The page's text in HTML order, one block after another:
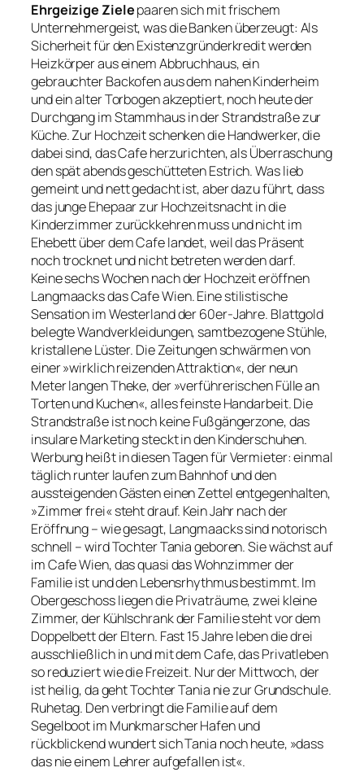
Ehrgeizige Zielepaaren sich mit frischem
Unternehmergeist, was die Banken überzeugt: Als
Sicherheit für den Existenzgründerkredit werden
Heizkörper aus einem Abbruchhaus, ein
gebrauchter Backofen aus dem nahen Kinderheim
und ein alter Torbogen akzeptiert, noch heute der
Durchgang im Stammhaus in der Strandstraße zur
Küche. Zur Hochzeit schenken die Handwerker, die
dabei sind, das Cafe herzurichten, als Überraschung
den spät abends geschütteten Estrich. Was lieb
gemeint und nett gedacht ist, aber dazu führt, dass
das junge Ehepaar zur Hochzeitsnacht in die
Kinderzimmer zurückkehren muss und nicht im
Ehebett über dem Cafe landet, weil das Präsent
noch trocknet und nicht betreten werden darf.
Keine sechs Wochen nach der Hochzeit eröffnen
Langmaacks das Cafe Wien. Eine stilistische
Sensation im Westerland der 60er-Jahre. Blattgold
belegte Wandverkleidungen, samtbezogene Stühle,
kristallene Lüster. Die Zeitungen schwärmen von
einer »wirklich reizenden Attraktion«, der neun
Meter langen Theke, der »verführerischen Fülle an
Torten und Kuchen«, alles feinste Handarbeit. Die
Strandstraße ist noch keine Fußgängerzone, das
insulare Marketing steckt in den Kinderschuhen.
Werbung heißt in diesen Tagen für Vermieter: einmal
täglich runter laufen zum Bahnhof und den
aussteigenden Gästen einen Zettel entgegenhalten,
»Zimmer frei« steht drauf. Kein Jahr nach der
Eröffnung – wie gesagt, Langmaacks sind notorisch
schnell – wird Tochter Tania geboren. Sie wächst auf
im Cafe Wien, das quasi das Wohnzimmer der
Familie ist und den Lebensrhythmus bestimmt. Im
Obergeschoss liegen die Privaträume, zwei kleine
Zimmer, der Kühlschrank der Familie steht vor dem
Doppelbett der Eltern. Fast 15 Jahre leben die drei
ausschließlich in und mit dem Cafe, das Privatleben
so reduziert wie die Freizeit. Nur der Mittwoch, der
ist heilig, da geht Tochter Tania nie zur Grundschule.
Ruhetag. Den verbringt die Familie auf dem
Segelboot im Munkmarscher Hafen und
rückblickend wundert sich Tania noch heute, »dass
das nie einem Lehrer aufgefallen ist«.